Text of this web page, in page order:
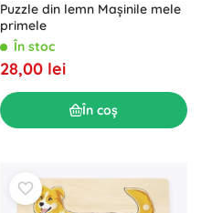
Puzzle din lemn Mașinile mele
primele
În stoc
28,00 lei
În coș